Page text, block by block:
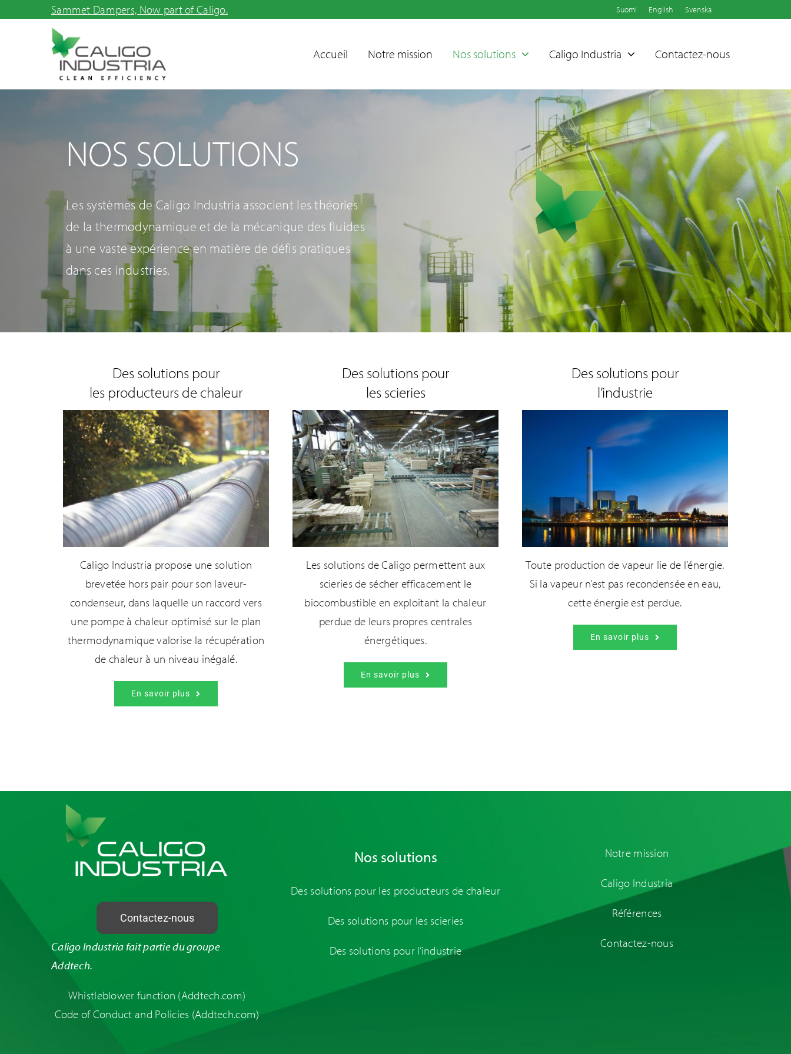
Sammet Dampers, Now part of Caligo. Suomi English Svenska
Accueil Notre mission Nos solutions Caligo Industria Contactez-nous
NOS SOLUTIONS
Les systèmes de Caligo Industria associent les théories
de la thermodynamique et de la mécanique des fluides
à une vaste expérience en matière de défis pratiques
dans ces industries.
Des solutions pour
les producteurs de chaleur
Caligo Industria propose une solution
brevetée hors pair pour son laveur-
condenseur, dans laquelle un raccord vers
une pompe à chaleur optimisé sur le plan
thermodynamique valorise la récupération
de chaleur à un niveau inégalé.
En savoir plus
Des solutions pour
les scieries
Les solutions de Caligo permettent aux
scieries de sécher efficacement le
biocombustible en exploitant la chaleur
perdue de leurs propres centrales
énergétiques.
En savoir plus
Des solutions pour
l’industrie
Toute production de vapeur lie de l’énergie.
Si la vapeur n’est pas recondensée en eau,
cette énergie est perdue.
En savoir plus
Contactez-nous
Caligo Industria fait partie du groupe
Addtech.
Whistleblower function (Addtech.com)
Code of Conduct and Policies (Addtech.com)
Nos solutions
Des solutions pour les producteurs de chaleur
Des solutions pour les scieries
Des solutions pour l’industrie
Notre mission
Caligo Industria
Références
Contactez-nous